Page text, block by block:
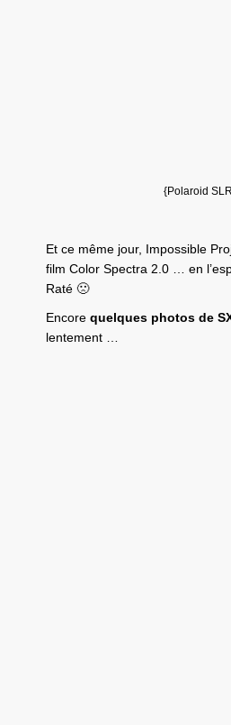
{Polaroid
Et ce même jour, Impossible
film Color Spectra 2.0 … en
Raté 🙁
Encore quelques photos de
lentement …